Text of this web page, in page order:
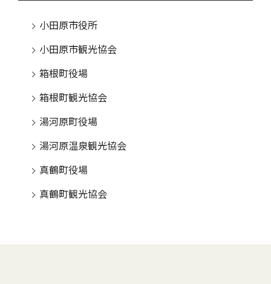
小田原市役所
小田原市観光協会
箱根町役場
箱根町観光協会
湯河原町役場
湯河原温泉観光協会
真鶴町役場
真鶴町観光協会